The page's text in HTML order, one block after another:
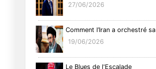
27/06/2026
Comment l’Iran a orchestré sa
19/06/2026
Le Blues de l'Escalade